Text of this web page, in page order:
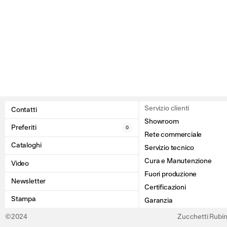
Contatti
Preferiti 0
Cataloghi
Video
Newsletter
Stampa
Servizio clienti
Showroom
Rete commerciale
Servizio tecnico
Cura e Manutenzione
Fuori produzione
Certificazioni
Garanzia
©2024 Zucchetti